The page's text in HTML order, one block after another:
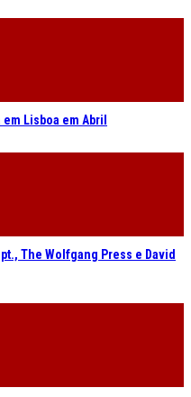
Lisboa em Abril
The Wolfgang Press e David